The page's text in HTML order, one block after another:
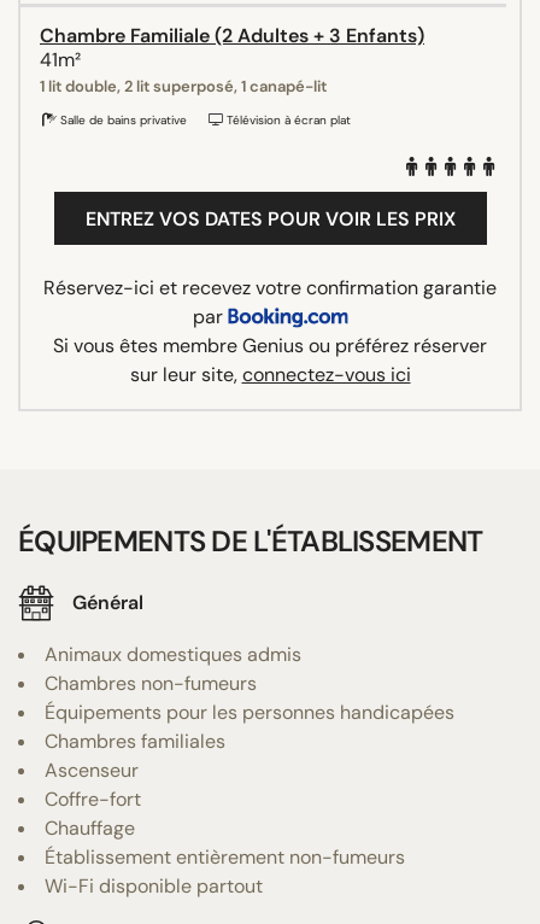
Chambre Familiale (2 Adultes + 3 Enfants)
41m²
1 lit double, 2 lit superposé, 1 canapé-lit
Salle de bains privative Télévision à écran plat
ENTREZ VOS DATES POUR VOIR LES PRIX
Réservez-ici et recevez votre confirmation garantie
par
Si vous êtes membre Genius ou préférez réserver
sur leur site,connectez-vous ici
ÉQUIPEMENTS DE L'ÉTABLISSEMENT
Général
Animaux domestiques admis
Chambres non-fumeurs
Équipements pour les personnes handicapées
Chambres familiales
Ascenseur
Coffre-fort
Chauffage
Établissement entièrement non-fumeurs
Wi-Fi disponible partout